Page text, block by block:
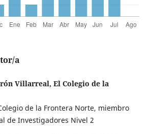
a
Villarreal, El Colegio de la
de la Frontera Norte, miembro
de Investigadores Nivel 2